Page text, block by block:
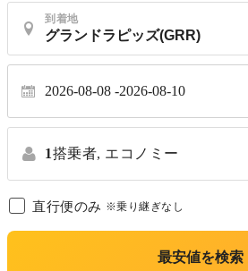
到着地
2026-08-08 2026-08-10
1搭乗者, エコノミー
直行便のみ ※乗り継ぎなし
最安値を検索